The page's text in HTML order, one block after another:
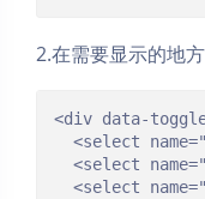
2.在需要显示的地
<div data-
<select
<select
<select